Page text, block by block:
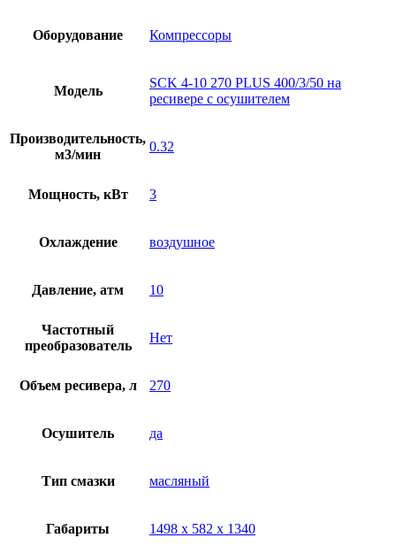
Оборудование Компрессоры
Модель
SCK 4-10 270 PLUS 400/3/50 на
ресивере с осушителем
Производительность,
м3/мин
0.32
Мощность, кВт 3
Охлаждение воздушное
Давление, атм 10
Частотный
преобразователь
Нет
Объем ресивера, л 270
Осушитель да
Тип смазки масляный
Габариты 1498 х 582 х 1340